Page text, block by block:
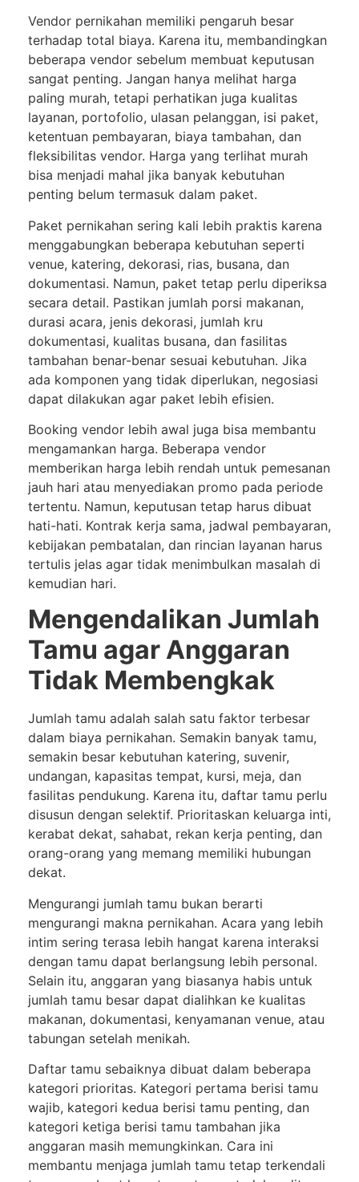
Vendor pernikahan memiliki pengaruh besar
terhadap total biaya. Karena itu, membandingkan
beberapa vendor sebelum membuat keputusan
sangat penting. Jangan hanya melihat harga
paling murah, tetapi perhatikan juga kualitas
layanan, portofolio, ulasan pelanggan, isi paket,
ketentuan pembayaran, biaya tambahan, dan
fleksibilitas vendor. Harga yang terlihat murah
bisa menjadi mahal jika banyak kebutuhan
penting belum termasuk dalam paket.
Paket pernikahan sering kali lebih praktis karena
menggabungkan beberapa kebutuhan seperti
venue, katering, dekorasi, rias, busana, dan
dokumentasi. Namun, paket tetap perlu diperiksa
secara detail. Pastikan jumlah porsi makanan,
durasi acara, jenis dekorasi, jumlah kru
dokumentasi, kualitas busana, dan fasilitas
tambahan benar-benar sesuai kebutuhan. Jika
ada komponen yang tidak diperlukan, negosiasi
dapat dilakukan agar paket lebih efisien.
Booking vendor lebih awal juga bisa membantu
mengamankan harga. Beberapa vendor
memberikan harga lebih rendah untuk pemesanan
jauh hari atau menyediakan promo pada periode
tertentu. Namun, keputusan tetap harus dibuat
hati-hati. Kontrak kerja sama, jadwal pembayaran,
kebijakan pembatalan, dan rincian layanan harus
tertulis jelas agar tidak menimbulkan masalah di
kemudian hari.
Mengendalikan Jumlah
Tamu agar Anggaran
Tidak Membengkak
Jumlah tamu adalah salah satu faktor terbesar
dalam biaya pernikahan. Semakin banyak tamu,
semakin besar kebutuhan katering, suvenir,
undangan, kapasitas tempat, kursi, meja, dan
fasilitas pendukung. Karena itu, daftar tamu perlu
disusun dengan selektif. Prioritaskan keluarga inti,
kerabat dekat, sahabat, rekan kerja penting, dan
orang-orang yang memang memiliki hubungan
dekat.
Mengurangi jumlah tamu bukan berarti
mengurangi makna pernikahan. Acara yang lebih
intim sering terasa lebih hangat karena interaksi
dengan tamu dapat berlangsung lebih personal.
Selain itu, anggaran yang biasanya habis untuk
jumlah tamu besar dapat dialihkan ke kualitas
makanan, dokumentasi, kenyamanan venue, atau
tabungan setelah menikah.
Daftar tamu sebaiknya dibuat dalam beberapa
kategori prioritas. Kategori pertama berisi tamu
wajib, kategori kedua berisi tamu penting, dan
kategori ketiga berisi tamu tambahan jika
anggaran masih memungkinkan. Cara ini
membantu menjaga jumlah tamu tetap terkendali